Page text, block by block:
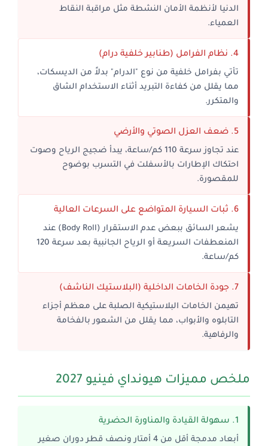
الدنيا لأنظمة الأمان النشطة مثل مراقبة النقاط
العمياء.
4. نظام الفرامل (طنابير خلفية درام)
تأتي بفرامل خلفية من نوع "الدرام" بدلاً من الديسكات،
مما يقلل من كفاءة التبريد أثناء الاستخدام الشاق
والمتكرر.
5. ضعف العزل الصوتي والأرضي
عند تجاوز سرعة 110 كم/ساعة، يبدأ ضجيج الرياح وصوت
احتكاك الإطارات بالأسفلت في التسرب بوضوح
للمقصورة.
6. ثبات السيارة المتواضع على السرعات العالية
يشعر السائق ببعض عدم الاستقرار (Body Roll) عند
المنعطفات السريعة أو الرياح الجانبية بعد سرعة 120
كم/ساعة.
7. جودة الخامات الداخلية (البلاستيك الناشف)
تهيمن الخامات البلاستيكية الصلبة على معظم أجزاء
التابلوه والأبواب، مما يقلل من الشعور بالفخامة
والرفاهية.
ملخص مميزات هيونداي فينيو 2027
1. سهولة القيادة والمناورة الحضرية
أبعاد مدمجة أقل من 4 أمتار ونصف قطر دوران صغير